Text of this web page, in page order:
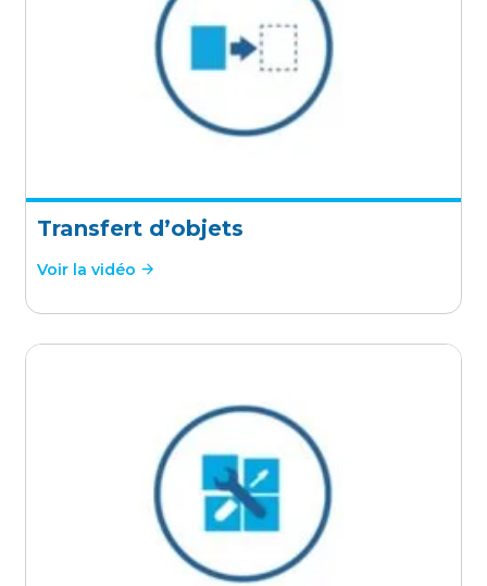
Transfert d’objets
Voir la vidéo